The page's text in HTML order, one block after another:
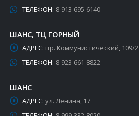
ТЕЛЕФОН: 8-913-695-6140
ШАНС, ТЦ ГОРНЫЙ
АДРЕС: пр. Коммунистический, 109/2
ТЕЛЕФОН: 8-923-661-8822
ШАНС
АДРЕС: ул. Ленина, 17